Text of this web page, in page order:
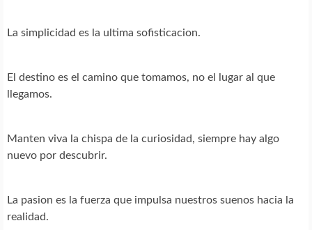
La simplicidad es la ultima sofisticacion.
El destino es el camino que tomamos, no el lugar al que
llegamos.
Manten viva la chispa de la curiosidad, siempre hay algo
nuevo por descubrir.
La pasion es la fuerza que impulsa nuestros suenos hacia la
realidad.